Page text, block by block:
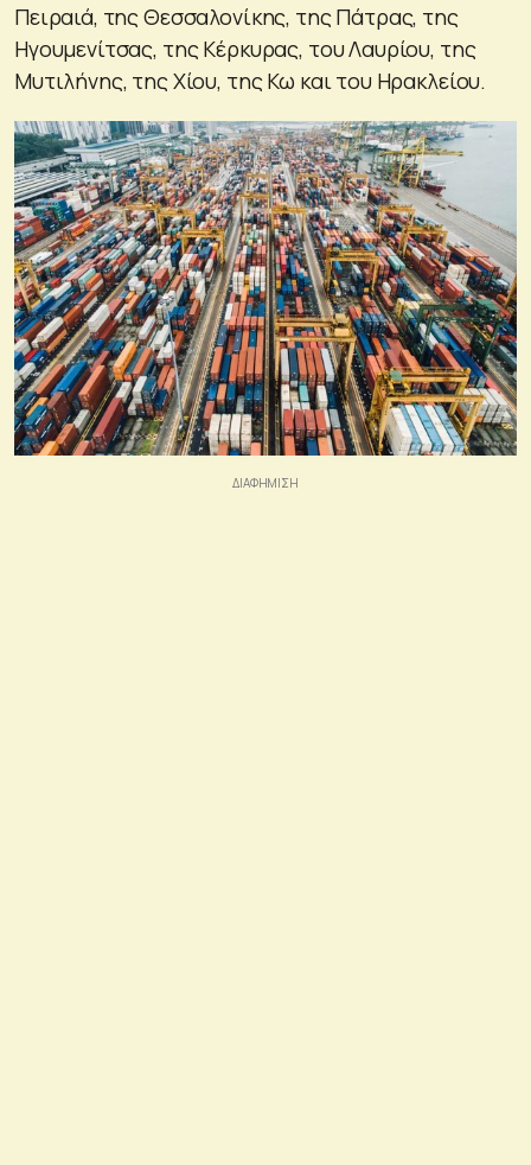
Πειραιά, της Θεσσαλονίκης, της Πάτρας, της
Ηγουμενίτσας, της Κέρκυρας, του Λαυρίου, της
Μυτιλήνης, της Χίου, της Κω και του Ηρακλείου.